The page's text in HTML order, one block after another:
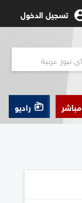
تسجيل الدخول
مباشر راديو